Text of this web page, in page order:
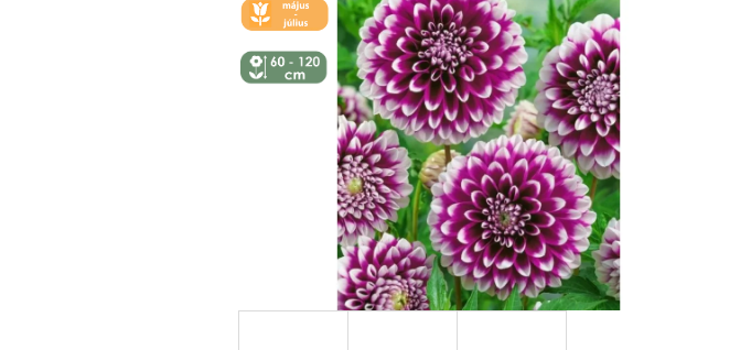
ČERVEN
↕️ VÝŠKA 60
- 120 CM